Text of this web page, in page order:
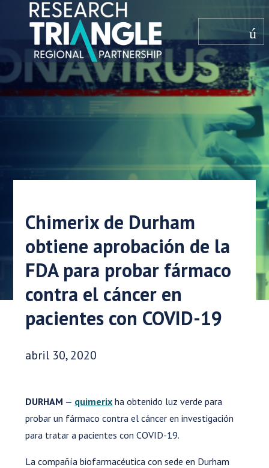
saltar al contenido
menú
Chimerix de Durham
obtiene aprobación de la
FDA para probar fármaco
contra el cáncer en
pacientes con COVID-19
Fecha de publicación:
abril 30, 2020
DURHAM — quimerix ha obtenido luz verde para
probar un fármaco contra el cáncer en investigación
para tratar a pacientes con COVID-19.
La compañía biofarmacéutica con sede en Durham